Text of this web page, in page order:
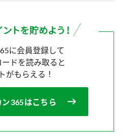
に会員登録して
ドを読み取ると
がもらえる！
ン365はこちら